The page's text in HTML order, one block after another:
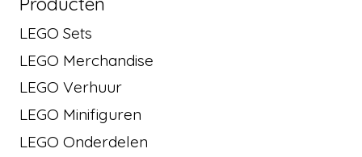
LEGO Sets
LEGO Merchandise
LEGO Verhuur
LEGO Minifiguren
LEGO Onderdelen